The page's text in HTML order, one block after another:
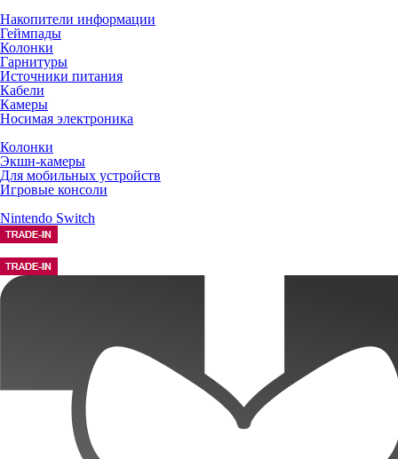
Накопители информации
Геймпады
Колонки
Гарнитуры
Источники питания
Кабели
Камеры
Носимая электроника
Колонки
Экшн-камеры
Для мобильных устройств
Игровые консоли
Nintendo Switch